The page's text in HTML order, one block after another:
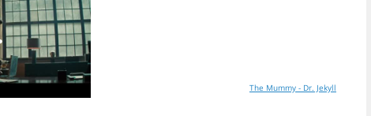
The Mummy - Dr. Jekyll